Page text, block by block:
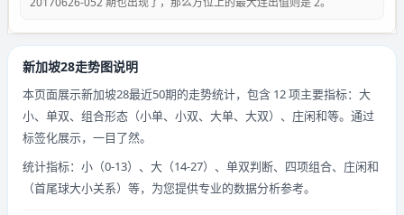
新加坡28走势图说明
本页面展示新加坡28最近50期的走势统计，包含 12 项主要指标：大
小、单双、组合形态（小单、小双、大单、大双）、庄闲和等。通过
标签化展示，一目了然。
统计指标：小（0-13）、大（14-27）、单双判断、四项组合、庄闲和
（首尾球大小关系）等，为您提供专业的数据分析参考。